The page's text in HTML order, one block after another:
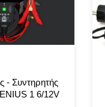
- Συντηρητής
1 6/12V